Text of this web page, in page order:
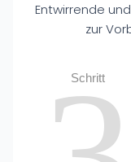
Entwirrende
zur
Schritt